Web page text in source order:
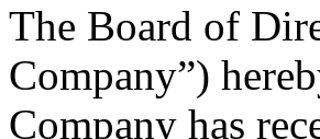
The Board of
Company”)
Company has